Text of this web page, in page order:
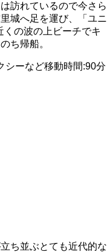
訪れているので今さら
城へ足を運び、「ユニ
の波の上ビーチでキ
ち帰船。
シーなど移動時間:90分
ち並ぶとても近代的な